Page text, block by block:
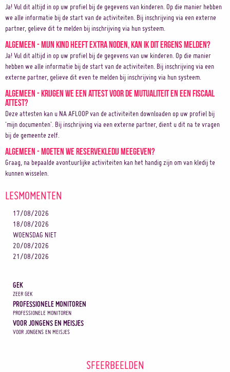
Ja! Vul dit altijd in op uw profiel bij de gegevens van kinderen. Op die manier hebben
we alle informatie bij de start van de activiteiten. Bij inschrijving via een externe
partner, gelieve dit te melden bij inschrijving via hun systeem.
Algemeen - Mijn kind heeft extra noden, kan ik dit ergens melden?
Ja! Vul dit altijd in op uw profiel bij de gegevens van uw kinderen. Op die manier
hebben we alle informatie bij de start van de activiteiten. Bij inschrijving via een
externe partner, gelieve dit even te melden bij inschrijving via hun systeem.
Algemeen - Krijgen we een attest voor de mutualiteit en een fiscaal
attest?
Deze attesten kan u NA AFLOOP van de activiteiten downloaden op uw profiel bij
'mijn documenten'. Bij inschrijving via een externe partner, dient u dit na te vragen
bij de gemeente zelf.
Algemeen - Moeten we reservekledij meegeven?
Graag, na bepaalde avontuurlijke activiteiten kan het handig zijn om van kledij te
kunnen wisselen.
LESMOMENTEN
17/08/2026
18/08/2026
WOENSDAG NIET
20/08/2026
21/08/2026
GEK
ZEER GEK
PROFESSIONELE MONITOREN
PROFESSIONELE MONITOREN
VOOR JONGENS EN MEISJES
VOOR JONGENS EN MEISJES
SFEERBEELDEN